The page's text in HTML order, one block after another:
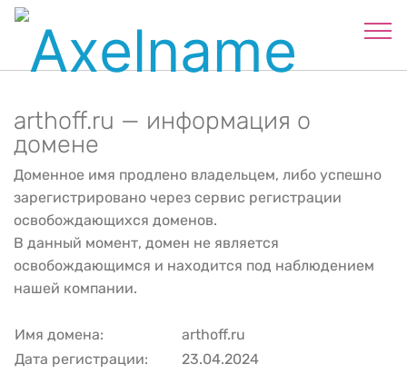
arthoff.ru — информация о
домене
Доменное имя продлено владельцем, либо успешно
зарегистрировано через сервис регистрации
освобождающихся доменов.
В данный момент, домен не является
освобождающимся и находится под наблюдением
нашей компании.
Имя домена:
arthoff.ru
Дата регистрации:
23.04.2024